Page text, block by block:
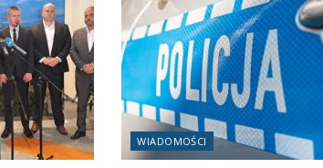
WIADOMOŚCI